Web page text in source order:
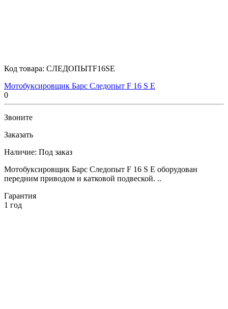
Код товара: СЛЕДОПЫТF16SE
Мотобуксировщик Барс Следопыт F 16 S E
0
Звоните
Заказать
Наличие: Под заказ
Мотобуксировщик Барс Следопыт F 16 S E оборудован
передним приводом и катковой подвеской. ..
Гарантия
1 год